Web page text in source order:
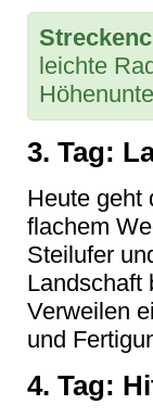
leichte
3. Tag:
Heute geht
flachem
Steilufer
Landschaft
Verweilen
und
4. Tag: